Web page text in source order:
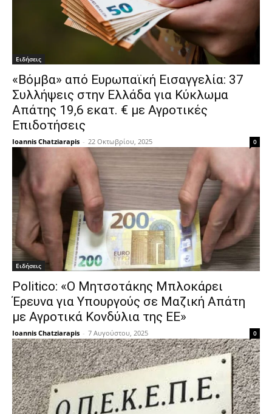
Ειδήσεις
«Βόμβα» από Ευρωπαϊκή Εισαγγελία: 37
Συλλήψεις στην Ελλάδα για Κύκλωμα
Απάτης 19,6 εκατ. € με Αγροτικές
Επιδοτήσεις
Ioannis Chatziarapis - 22 Οκτωβρίου, 2025 0
Ειδήσεις
Politico: «Ο Μητσοτάκης Μπλοκάρει
Έρευνα για Υπουργούς σε Μαζική Απάτη
με Αγροτικά Κονδύλια της ΕΕ»
Ioannis Chatziarapis - 7 Αυγούστου, 2025 0